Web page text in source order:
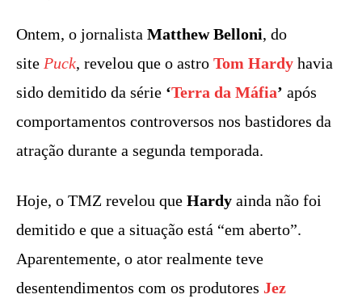
Ontem, o jornalista Matthew Belloni, do
site Puck, revelou que o astro Tom Hardy havia
sido demitido da série ‘Terra da Máfia’ após
comportamentos controversos nos bastidores da
atração durante a segunda temporada.
Hoje, o TMZ revelou que Hardy ainda não foi
demitido e que a situação está “em aberto”.
Aparentemente, o ator realmente teve
desentendimentos com os produtores Jez